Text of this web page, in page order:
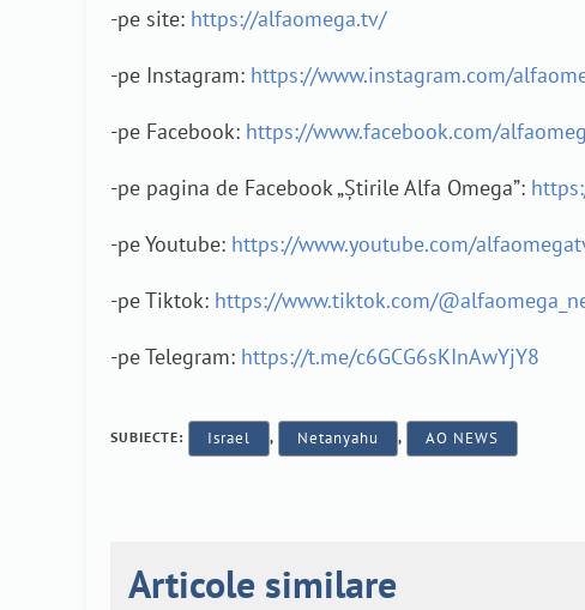
-pe site: https://alfaomega.tv/
-pe Instagram: https://www.instagram.com/
-pe Facebook: https://www.facebook.com/
-pe pagina de Facebook „Știrile Alfa Omega”:
-pe Youtube: https://www.youtube.com/
-pe Tiktok: https://www.tiktok.com/
-pe Telegram: https://t.me/c6GCG6sKInAwYjY8
SUBIECTE: Israel , Netanyahu , AO NEWS
Articole similare